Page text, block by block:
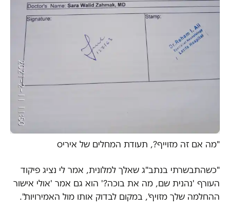
"מה אם זה מזוייף?, תעודת המחלים של איריס
"כשהתבשרתי בנתב"ג שאלך למלונית, אמר לי נציג פיקוד
העורף 'נהנית שם, מה את בוכה?' הוא גם אמר 'אולי אישור
ההחלמה שלך מזויף', במקום לבדוק אותו מול האמירויות".